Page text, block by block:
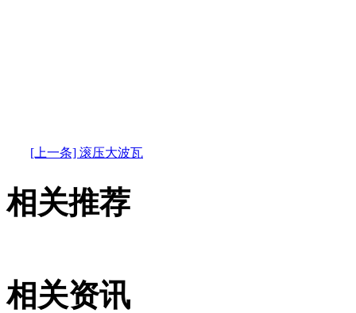
[上一条] 滚压大波瓦
相关推荐
相关资讯